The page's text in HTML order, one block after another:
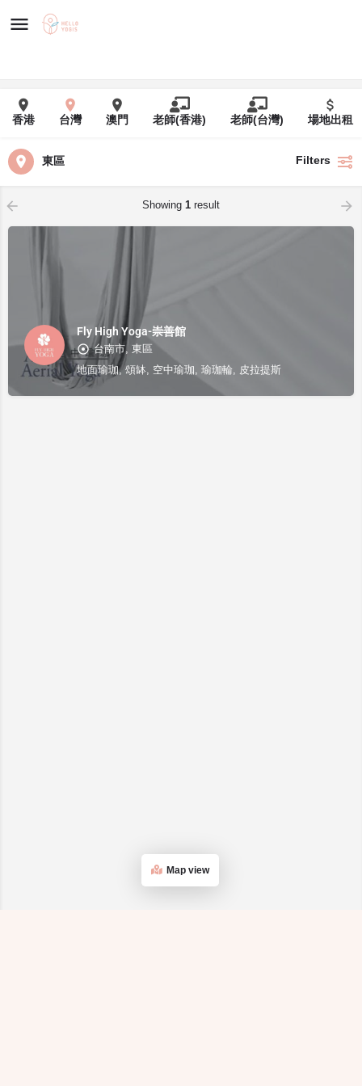
香港 台灣 澳門 老師(香港) 老師(台灣) 場地出租
東區 Filters
Showing 1 result
Fly High Yoga-崇善館
台南市, 東區
地面瑜珈, 頌缽, 空中瑜珈, 瑜珈輪, 皮拉提斯
Map view